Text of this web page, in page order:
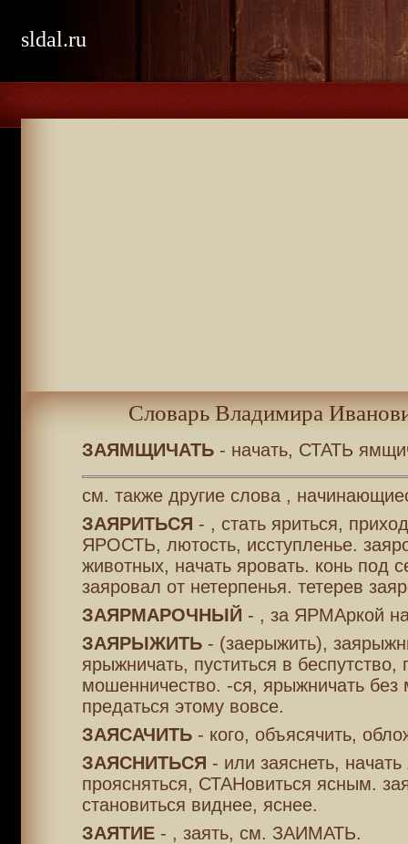
sldal.ru
Словарь Владимира
ЗАЯМЩИЧАТЬ- начать, СТАТЬ
см. также другие слова ,
ЗАЯРИТЬСЯ - , стать яриться,
ЯРОСТЬ, лютость, исступленье.
животных, начать яровать. конь под
заяровал от нетерпенья. тетерев
ЗАЯРМАРОЧНЫЙ - , за ЯРМАркой
ЗАЯРЫЖИТЬ- (заерыжить),
ярыжничать, пуститься в беспутство,
мошенничество. -ся, ярыжничать без
предаться этому вовсе.
ЗАЯСАЧИТЬ- кого, объясячить,
ЗАЯСНИТЬСЯ - или заяснеть, начать
проясняться, СТАНовиться ясным.
становиться виднее, яснее.
ЗАЯТИЕ- , заять, см. ЗАИМАТЬ.